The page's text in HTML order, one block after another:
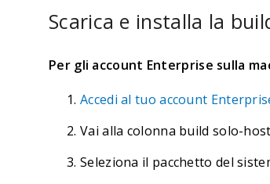
Scarica e installa la
Per gli account Enterprise sulla
Accedi al tuo account
Vai alla colonna build solo-
Seleziona il pacchetto del